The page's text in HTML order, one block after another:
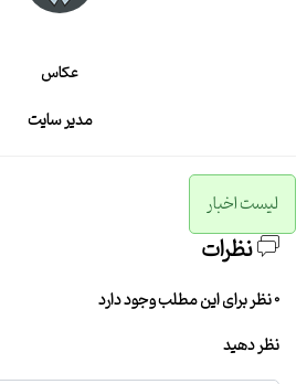
عکاس
مدیر سایت
لیست اخبار
نظرات
نظر دهید